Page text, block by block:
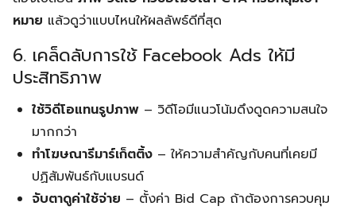
หมาย แล้วดูว่าแบบไหนให้ผลลัพธ์ดีที่สุด
6. เคล็ดลับการใช้ Facebook Ads ให้มี
ประสิทธิภาพ
ใช้วิดีโอแทนรูปภาพ – วิดีโอมีแนวโน้มดึงดูดความสนใจ
มากกว่า
ทำโฆษณารีมาร์เก็ตติ้ง – ให้ความสำคัญกับคนที่เคยมี
ปฏิสัมพันธ์กับแบรนด์
จับตาดูค่าใช้จ่าย – ตั้งค่า Bid Cap ถ้าต้องการควบคุม